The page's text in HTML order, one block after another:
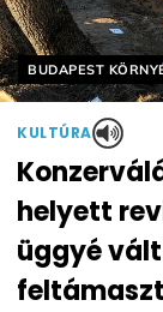
Helyszín címkék:
BUDAPEST
KULTÚRA
helyett
üggyé